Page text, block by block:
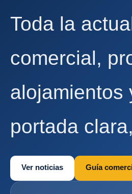
Toda la
comercial,
alojamientos
portada
Ver noticias Guía